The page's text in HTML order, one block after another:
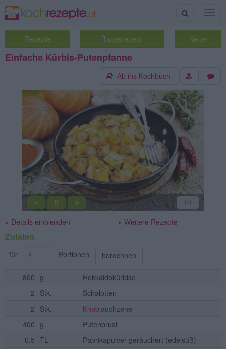
Suche
Rezepte Tagesrezept Neue
Einfache Kürbis-Putenpfanne
Ab ins Kochbuch
« || » 1/1
» Details einblenden » Weitere Rezepte
Zutaten
für Portionen berechnen
800 g
Hokkaidokürbise
2 Stk.
Schalotten
2 Stk.
Knoblauchzehe
400 g
Putenbrust
0.5 TL Paprikapulver geräuchert (edelsüß)